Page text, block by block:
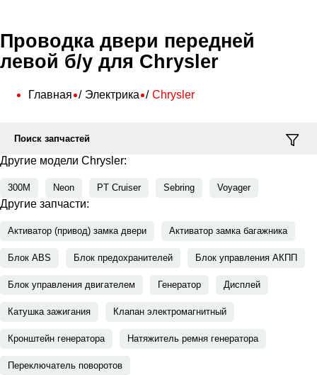
Проводка двери передней
левой б/у для Chrysler
Главная Электрика Chrysler
Поиск запчастей
Другие модели Chrysler:
300M Neon PT Cruiser Sebring Voyager
Другие запчасти:
Активатор (привод) замка двери Активатор замка багажника
Блок ABS Блок предохранителей Блок управления АКПП
Блок управления двигателем Генератор Дисплей
Катушка зажигания Клапан электромагнитный
Кронштейн генератора Натяжитель ремня генератора
Переключатель поворотов